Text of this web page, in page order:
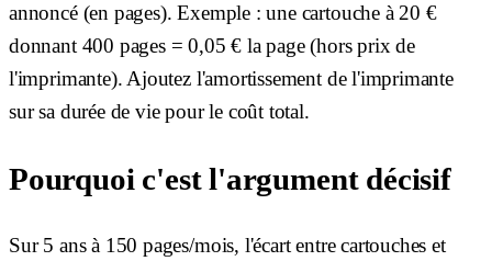
annoncé (en pages). Exemple : une cartouche à 20 €
donnant 400 pages = 0,05 € la page (hors prix de
l'imprimante). Ajoutez l'amortissement de l'imprimante
sur sa durée de vie pour le coût total.
Pourquoi c'est l'argument décisif
Sur 5 ans à 150 pages/mois, l'écart entre cartouches et